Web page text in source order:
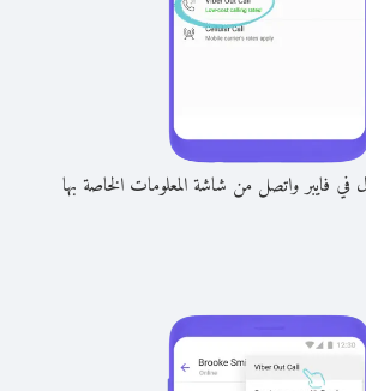
فايبر واتصل من شاشة المعلومات الخاصة بها